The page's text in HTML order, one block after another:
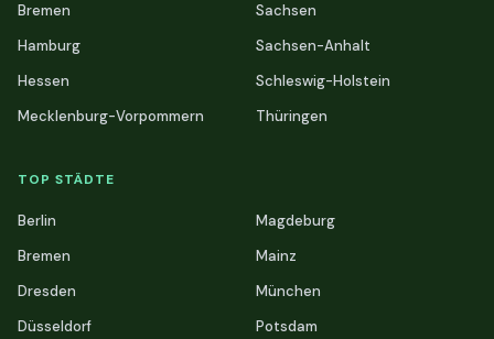
Bremen
Hamburg
Hessen
Mecklenburg-Vorpommern
Sachsen
Sachsen-Anhalt
Schleswig-Holstein
Thüringen
TOP STÄDTE
Berlin
Bremen
Dresden
Düsseldorf
Magdeburg
Mainz
München
Potsdam